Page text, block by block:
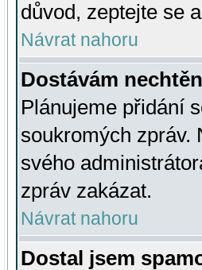
důvod, zeptejte se
Návrat nahoru
Dostávám
Plánujeme přidání
soukromých zpráv.
svého
zpráv zakázat.
Návrat nahoru
Dostal jsem